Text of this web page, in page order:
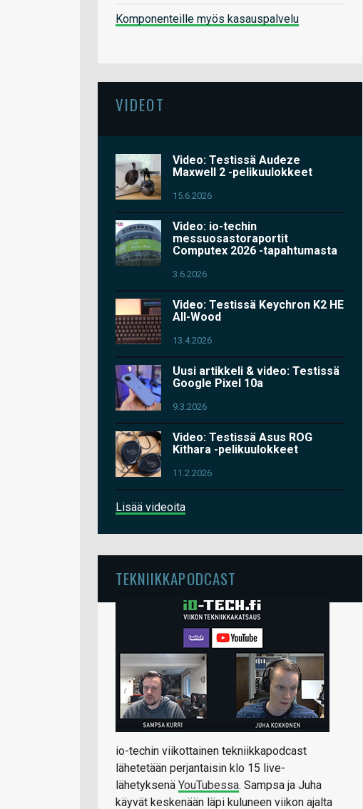
Komponenteille myös kasauspalvelu
VIDEOT
Video: Testissä Audeze
Maxwell 2 -pelikuulokkeet
15.6.2026
Video: io-techin
messuosastoraportit
Computex 2026 -tapahtumasta
3.6.2026
Video: Testissä Keychron K2 HE
All-Wood
13.4.2026
Uusi artikkeli & video: Testissä
Google Pixel 10a
9.3.2026
Video: Testissä Asus ROG
Kithara -pelikuulokkeet
11.2.2026
Lisää videoita
TEKNIIKKAPODCAST
io-techin viikottainen tekniikkapodcast
lähetetään perjantaisin klo 15 live-
lähetyksenä YouTubessa. Sampsa ja Juha
käyvät keskenään läpi kuluneen viikon ajalta